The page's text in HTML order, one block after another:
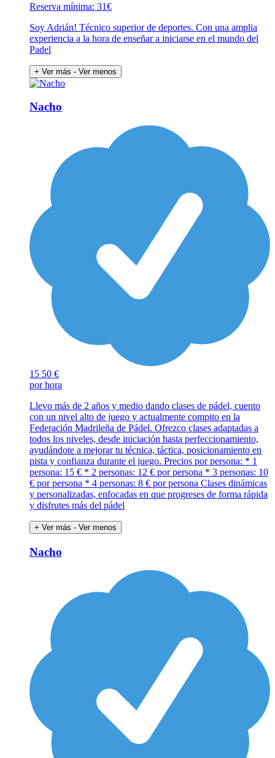
Reserva mínima: 31€
Soy Adrián! Técnico superior de deportes. Con una amplia
experiencia a la hora de enseñar a iniciarse en el mundo del
Padel
+ Ver más - Ver menos
Nacho
15 50 €
por hora
Llevo más de 2 años y medio dando clases de pádel, cuento
con un nivel alto de juego y actualmente compito en la
Federación Madrileña de Pádel. Ofrezco clases adaptadas a
todos los niveles, desde iniciación hasta perfeccionamiento,
ayudándote a mejorar tu técnica, táctica, posicionamiento en
pista y confianza durante el juego. Precios por persona: * 1
persona: 15 € * 2 personas: 12 € por persona * 3 personas: 10
€ por persona * 4 personas: 8 € por persona Clases dinámicas
y personalizadas, enfocadas en que progreses de forma rápida
y disfrutes más del pádel
+ Ver más - Ver menos
Nacho